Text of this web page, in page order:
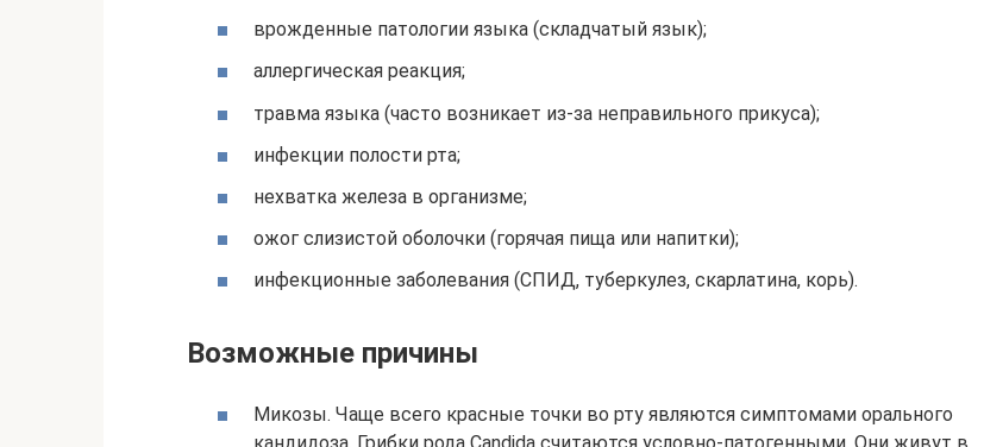
врожденные патологии языка (складчатый язык);
аллергическая реакция;
травма языка (часто возникает из-за неправильного прикуса);
инфекции полости рта;
нехватка железа в организме;
ожог слизистой оболочки (горячая пища или напитки);
инфекционные заболевания (СПИД, туберкулез, скарлатина, корь).
Возможные причины
Микозы. Чаще всего красные точки во рту являются симптомами орального